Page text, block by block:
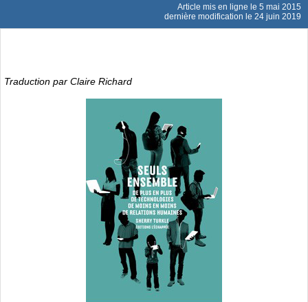
Article mis en ligne le 5 mai 2015
dernière modification le 24 juin 2019
Traduction par Claire Richard